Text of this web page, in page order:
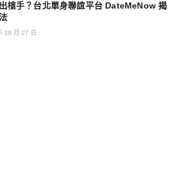
槍手？台北單身聯誼平台 DateMeNow 揭
10 月 27 日